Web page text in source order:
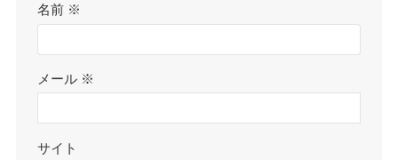
名前 ※
メール ※
サイト